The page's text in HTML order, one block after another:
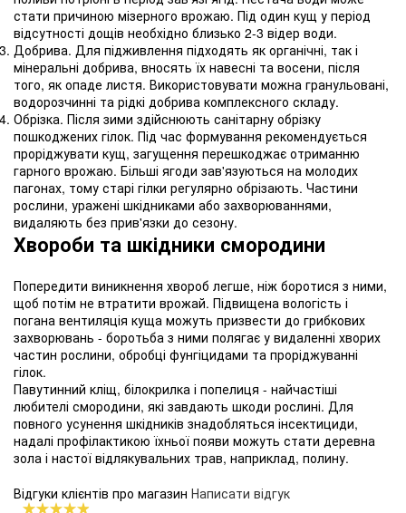
стати причиною мізерного врожаю. Під один кущ у період
відсутності дощів необхідно близько 2-3 відер води.
Добрива. Для підживлення підходять як органічні, так і
мінеральні добрива, вносять їх навесні та восени, після
того, як опаде листя. Використовувати можна гранульовані,
водорозчинні та рідкі добрива комплексного складу.
Обрізка. Після зими здійснюють санітарну обрізку
пошкоджених гілок. Під час формування рекомендується
проріджувати кущ, загущення перешкоджає отриманню
гарного врожаю. Більші ягоди зав'язуються на молодих
пагонах, тому старі гілки регулярно обрізають. Частини
рослини, уражені шкідниками або захворюваннями,
видаляють без прив'язки до сезону.
Хвороби та шкідники смородини
Попередити виникнення хвороб легше, ніж боротися з ними,
щоб потім не втратити врожай. Підвищена вологість і
погана вентиляція куща можуть призвести до грибкових
захворювань - боротьба з ними полягає у видаленні хворих
частин рослини, обробці фунгіцидами та проріджуванні
гілок.
Павутинний кліщ, білокрилка і попелиця - найчастіші
любителі смородини, які завдають шкоди рослині. Для
повного усунення шкідників знадобляться інсектициди,
надалі профілактикою їхньої появи можуть стати деревна
зола і настої відлякувальних трав, наприклад, полину.
Відгуки клієнтів про магазин Написати відгук